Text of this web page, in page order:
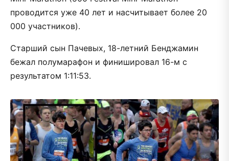
проводится уже 40 лет и насчитывает более 20
000 участников).
Старший сын Пачевых, 18-летний Бенджамин
бежал полумарафон и финишировал 16-м с
результатом 1:11:53.